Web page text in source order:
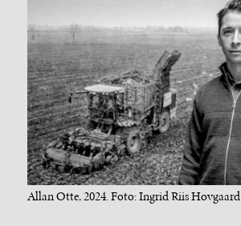
Allan Otte, 2024. Foto: Ingrid Riis Hovgaard